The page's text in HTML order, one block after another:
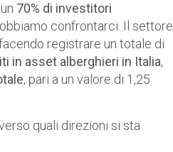
70% di investitori
confrontarci. Il settore
registrare un totale di
in asset alberghieri in Italia,
, pari a un valore di 1,25
quali direzioni si sta